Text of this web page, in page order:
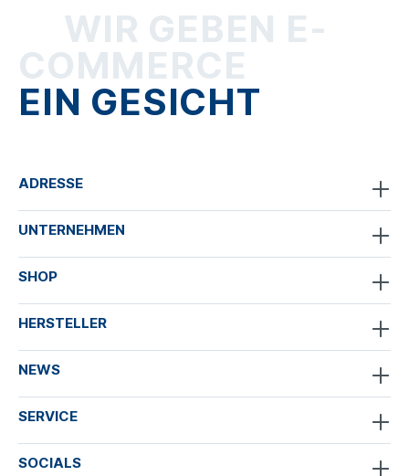
WIR GEBEN E-
COMMERCE
EIN GESICHT
ADRESSE
UNTERNEHMEN
SHOP
HERSTELLER
NEWS
SERVICE
SOCIALS